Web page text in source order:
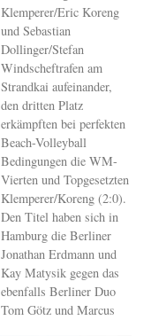
Klemperer/Eric Koreng
und Sebastian
Dollinger/Stefan
Windscheftrafen am
Strandkai aufeinander,
den dritten Platz
erkämpften bei perfekten
Beach-Volleyball
Bedingungen die WM-
Vierten und Topgesetzten
Klemperer/Koreng (2:0).
Den Titel haben sich in
Hamburg die Berliner
Jonathan Erdmann und
Kay Matysik gegen das
ebenfalls Berliner Duo
Tom Götz und Marcus